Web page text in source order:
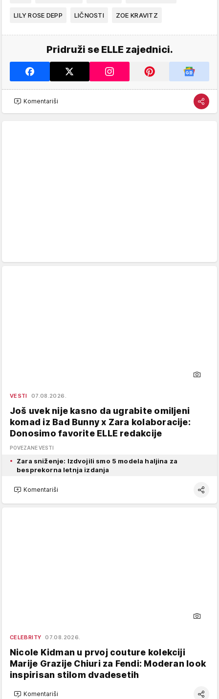
LILY ROSE DEPP LIČNOSTI ZOE KRAVITZ
Pridruži se ELLE zajednici.
Komentariši
VESTI 07.08.2026.
Još uvek nije kasno da ugrabite omiljeni
komad iz Bad Bunny x Zara kolaboracije:
Donosimo favorite ELLE redakcije
POVEZANE VESTI
Zara sniženje: Izdvojili smo 5 modela haljina za
besprekorna letnja izdanja
Komentariši
CELEBRITY 07.08.2026.
Nicole Kidman u prvoj couture kolekciji
Marije Grazije Chiuri za Fendi: Moderan look
inspirisan stilom dvadesetih
Komentariši